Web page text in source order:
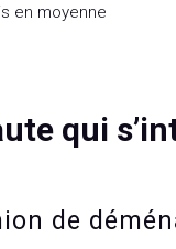
en moyenne
qui
de